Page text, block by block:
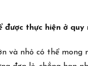
thực hiện ở quy
và nhỏ có thể